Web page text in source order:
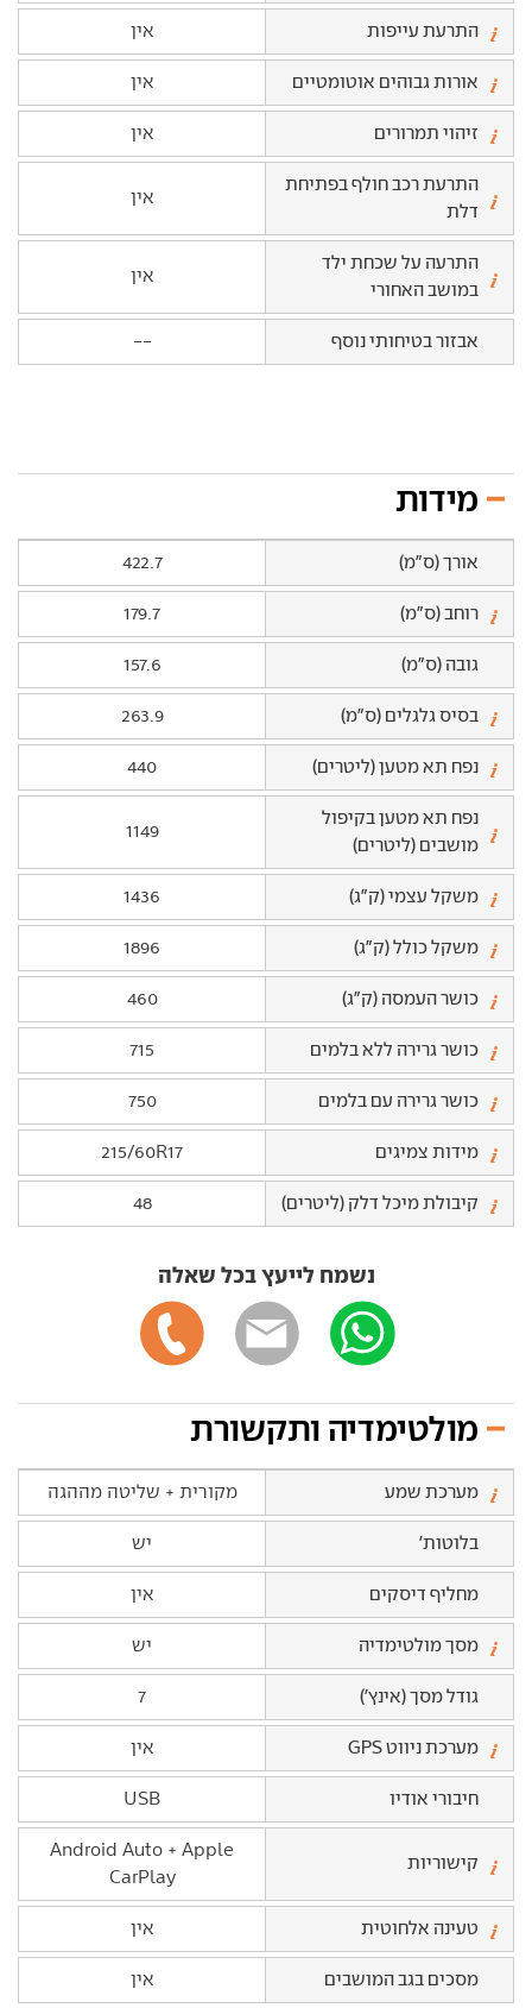
התרעת עייפות אין
אורות גבוהים אוטומטיים אין
זיהוי תמרורים אין
התרעת רכב חולף בפתיחת
דלת
אין
התרעה על שכחת ילד
במושב האחורי
אין
אבזור בטיחותי נוסף --
מידות
אורך (ס"מ) 422.7
רוחב (ס"מ) 179.7
גובה (ס"מ) 157.6
בסיס גלגלים (ס"מ) 263.9
נפח תא מטען (ליטרים) 440
נפח תא מטען בקיפול
מושבים (ליטרים)
1149
משקל עצמי (ק"ג) 1436
משקל כולל (ק"ג) 1896
כושר העמסה (ק"ג) 460
כושר גרירה ללא בלמים 715
כושר גרירה עם בלמים 750
מידות צמיגים 215/60R17
קיבולת מיכל דלק (ליטרים) 48
נשמח לייעץ בכל שאלה
מולטימדיה ותקשורת
מערכת שמע מקורית + שליטה מההגה
בלוטות' יש
מחליף דיסקים אין
מסך מולטימדיה יש
גודל מסך (אינץ') 7
מערכת ניווט GPS אין
חיבורי אודיו USB
קישוריות
Android Auto + Apple
CarPlay
טעינה אלחוטית אין
מסכים בגב המושבים אין